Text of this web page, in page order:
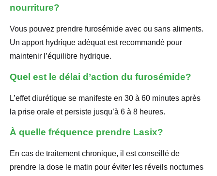
nourriture?
Vous pouvez prendre furosémide avec ou sans aliments.
Un apport hydrique adéquat est recommandé pour
maintenir l’équilibre hydrique.
Quel est le délai d’action du furosémide?
L’effet diurétique se manifeste en 30 à 60 minutes après
la prise orale et persiste jusqu’à 6 à 8 heures.
À quelle fréquence prendre Lasix?
En cas de traitement chronique, il est conseillé de
prendre la dose le matin pour éviter les réveils nocturnes